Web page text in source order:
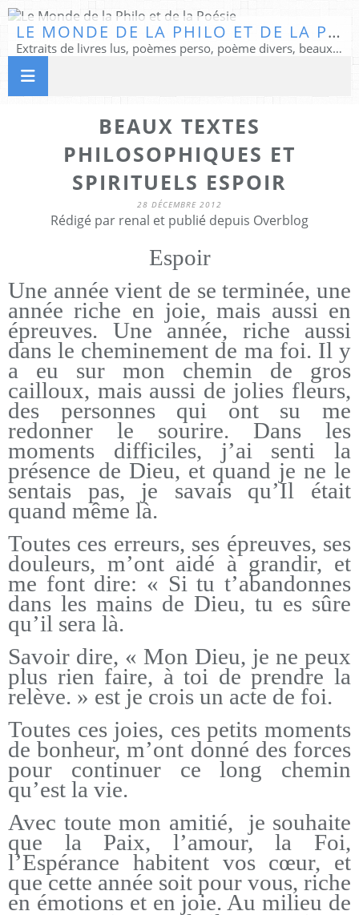
LE MONDE DE LA PHILO ET DE LA POÉSIE
Extraits de livres lus, poèmes perso, poème divers, beaux textes...
BEAUX TEXTES
PHILOSOPHIQUES ET
SPIRITUELS ESPOIR
28 DÉCEMBRE 2012
Rédigé par renal et publié depuis Overblog
Espoir
Une année vient de se terminée, une
année riche en joie, mais aussi en
épreuves. Une année, riche aussi
dans le cheminement de ma foi. Il y
a eu sur mon chemin de gros
cailloux, mais aussi de jolies fleurs,
des personnes qui ont su me
redonner le sourire. Dans les
moments difficiles, j’ai senti la
présence de Dieu, et quand je ne le
sentais pas, je savais qu’Il était
quand même là.
Toutes ces erreurs, ses épreuves, ses
douleurs, m’ont aidé à grandir, et
me font dire: « Si tu t’abandonnes
dans les mains de Dieu, tu es sûre
qu’il sera là.
Savoir dire, « Mon Dieu, je ne peux
plus rien faire, à toi de prendre la
relève. » est je crois un acte de foi.
Toutes ces joies, ces petits moments
de bonheur, m’ont donné des forces
pour continuer ce long chemin
qu’est la vie.
Avec toute mon amitié, je souhaite
que la Paix, l’amour, la Foi,
l’Espérance habitent vos cœur, et
que cette année soit pour vous, riche
en émotions et en joie. Au milieu de